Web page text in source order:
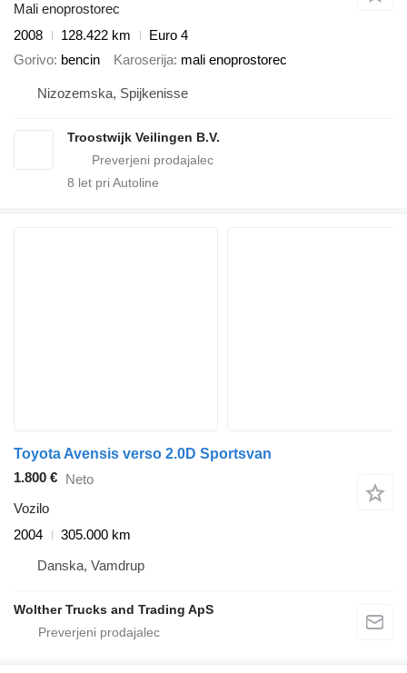
Mali enoprostorec
2008
128.422 km
Euro 4
Gorivo bencin Karoserija mali enoprostorec
Nizozemska, Spijkenisse
Troostwijk Veilingen B.V.
8 let pri Autoline
Toyota Avensis verso 2.0D Sportsvan
1.800 € Neto
Vozilo
2004
305.000 km
Danska, Vamdrup
Wolther Trucks and Trading ApS